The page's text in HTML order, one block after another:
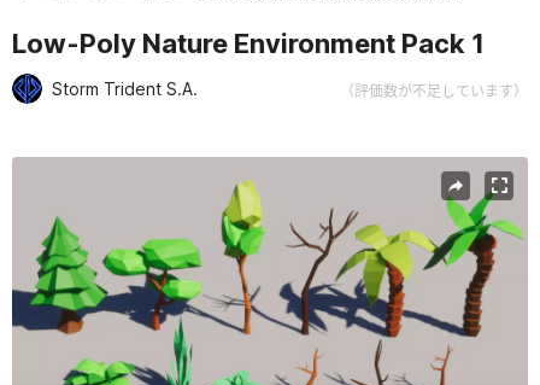
Low-Poly Nature Environment Pack 1
Storm Trident S.A. （評価数が不足しています）